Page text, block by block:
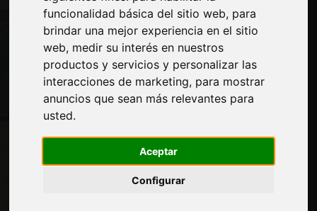
funcionalidad básica del sitio web, para
brindar una mejor experiencia en el sitio
web, medir su interés en nuestros
productos y servicios y personalizar las
interacciones de marketing, para mostrar
anuncios que sean más relevantes para
usted.
Aceptar
Configurar
Privacidad
Mapa del sitio
Manténgase al día
No se pierda las últimas noticias del sector,
las novedades de las empresas, los
productos, las tecnologías innovadoras y
las ferias. Suscríbase al boletín de noticias!